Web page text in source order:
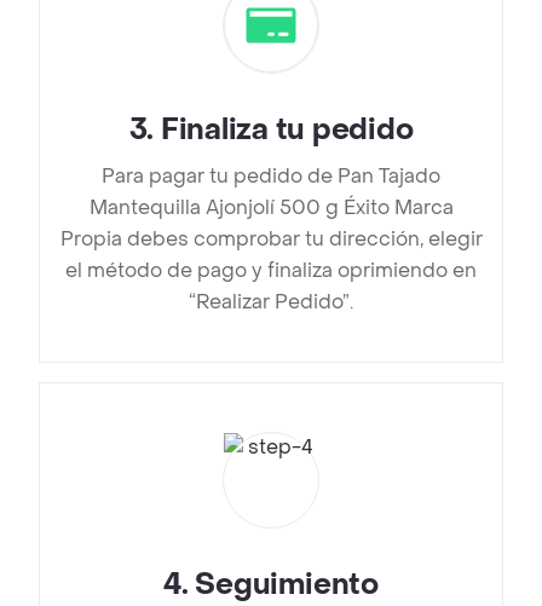
3. Finaliza tu pedido
Para pagar tu pedido de Pan Tajado
Mantequilla Ajonjolí 500 g Éxito Marca
Propia debes comprobar tu dirección, elegir
el método de pago y finaliza oprimiendo en
“Realizar Pedido”.
4. Seguimiento